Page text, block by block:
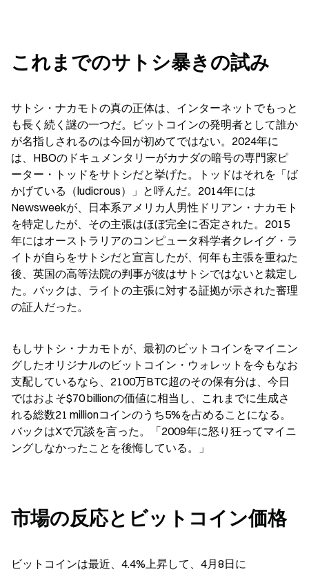
これまでのサトシ暴きの試み
サトシ・ナカモトの真の正体は、インターネットでもっと
も長く続く謎の一つだ。ビットコインの発明者として誰か
が名指しされるのは今回が初めてではない。2024年に
は、HBOのドキュメンタリーがカナダの暗号の専門家ピ
ーター・トッドをサトシだと挙げた。トッドはそれを「ば
かげている（ludicrous）」と呼んだ。2014年には
Newsweekが、日本系アメリカ人男性ドリアン・ナカモト
を特定したが、その主張はほぼ完全に否定された。2015
年にはオーストラリアのコンピュータ科学者クレイグ・ラ
イトが自らをサトシだと宣言したが、何年も主張を重ねた
後、英国の高等法院の判事が彼はサトシではないと裁定し
た。バックは、ライトの主張に対する証拠が示された審理
の証人だった。
もしサトシ・ナカモトが、最初のビットコインをマイニン
グしたオリジナルのビットコイン・ウォレットを今もなお
支配しているなら、2100万BTC超のその保有分は、今日
ではおよそ$70 billionの価値に相当し、これまでに生成さ
れる総数21 millionコインのうち5%を占めることになる。
バックはXで冗談を言った。「2009年に怒り狂ってマイニ
ングしなかったことを後悔している。」
市場の反応とビットコイン価格
ビットコインは最近、4.4%上昇して、4月8日に